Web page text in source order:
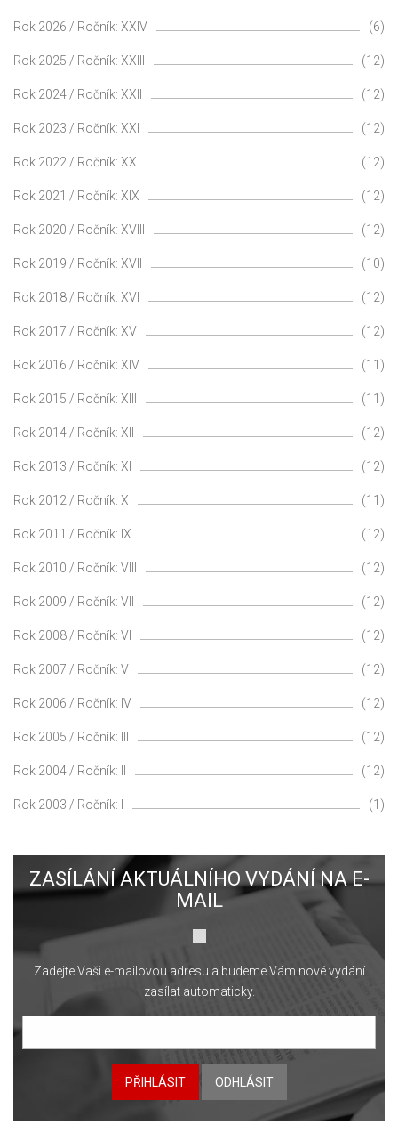
Rok 2026 / Ročník: XXIV (6)
Rok 2025 / Ročník: XXIII (12)
Rok 2024 / Ročník: XXII (12)
Rok 2023 / Ročník: XXI (12)
Rok 2022 / Ročník: XX (12)
Rok 2021 / Ročník: XIX (12)
Rok 2020 / Ročník: XVIII (12)
Rok 2019 / Ročník: XVII (10)
Rok 2018 / Ročník: XVI (12)
Rok 2017 / Ročník: XV (12)
Rok 2016 / Ročník: XIV (11)
Rok 2015 / Ročník: XIII (11)
Rok 2014 / Ročník: XII (12)
Rok 2013 / Ročník: XI (12)
Rok 2012 / Ročník: X (11)
Rok 2011 / Ročník: IX (12)
Rok 2010 / Ročník: VIII (12)
Rok 2009 / Ročník: VII (12)
Rok 2008 / Ročník: VI (12)
Rok 2007 / Ročník: V (12)
Rok 2006 / Ročník: IV (12)
Rok 2005 / Ročník: III (12)
Rok 2004 / Ročník: II (12)
Rok 2003 / Ročník: I (1)
ZASÍLÁNÍ AKTUÁLNÍHO VYDÁNÍ NA E-
MAIL
Zadejte Vaši e-mailovou adresu a budeme Vám nové vydání
zasílat automaticky.
PŘIHLÁSIT ODHLÁSIT